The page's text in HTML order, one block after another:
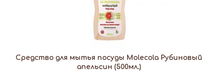
Средство для мытья посуды Molecola Рубиновый
апельсин (500мл.)